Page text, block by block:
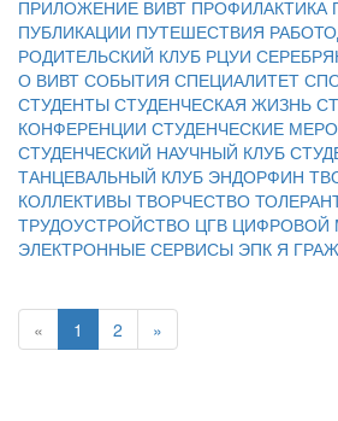
ПРИЛОЖЕНИЕ ВИВТ ПРОФИЛАКТИКА
ПУБЛИКАЦИИ ПУТЕШЕСТВИЯ
РОДИТЕЛЬСКИЙ КЛУБ РЦУИ
О ВИВТ СОБЫТИЯ СПЕЦИАЛИТЕТ
СТУДЕНТЫ СТУДЕНЧЕСКАЯ ЖИЗНЬ
КОНФЕРЕНЦИИ СТУДЕНЧЕСКИЕ
СТУДЕНЧЕСКИЙ НАУЧНЫЙ КЛУБ
ТАНЦЕВАЛЬНЫЙ КЛУБ ЭНДОРФИН
КОЛЛЕКТИВЫ ТВОРЧЕСТВО
ТРУДОУСТРОЙСТВО ЦГВ ЦИФРОВОЙ
ЭЛЕКТРОННЫЕ СЕРВИСЫ ЭПК Я
« 1 2 »